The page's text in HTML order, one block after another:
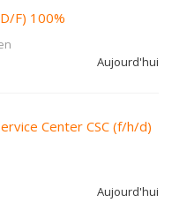
F) 100%
Aujourd'hui
Center CSC (f/h/d)
Aujourd'hui